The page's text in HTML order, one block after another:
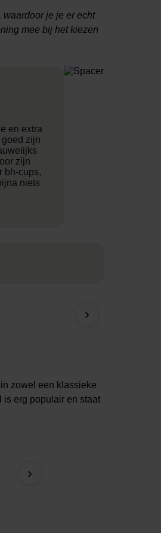
waardoor je je er echt
mee bij het kiezen
en extra
zijn
zijn
bh-cups,
niets
›
zowel een klassieke
is erg populair en staat
›